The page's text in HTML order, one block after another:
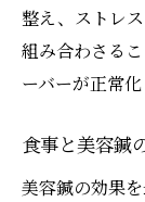
整え、ストレ
組み合わさる
ーバーが正常化
食事と美容鍼
美容鍼の効果